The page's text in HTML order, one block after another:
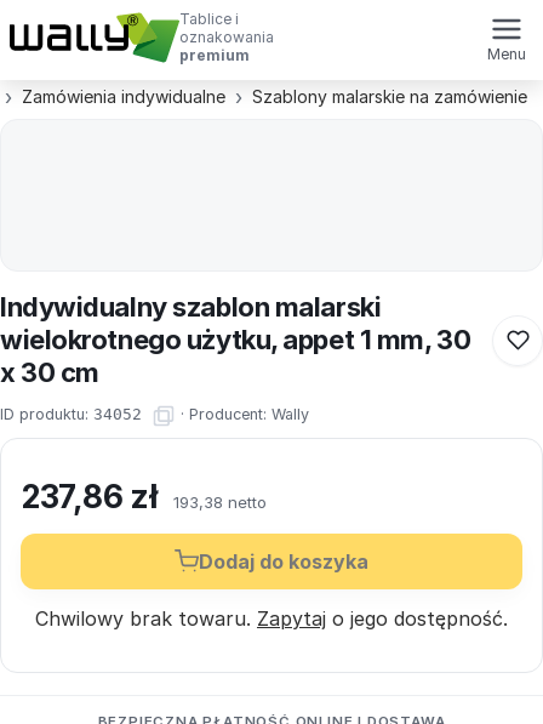
Tablice i
oznakowania
premium
Menu
Zamówienia indywidualne Szablony malarskie na zamówienie
Indywidualny szablon malarski
wielokrotnego użytku, appet 1 mm, 30
x 30 cm
ID produktu: 34052 · Producent: Wally
237,86 zł 193,38 netto
Dodaj do koszyka
Chwilowy brak towaru. Zapytaj o jego dostępność.